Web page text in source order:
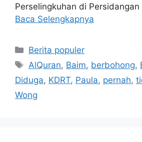
Perselingkuhan di
Baca Selengkapnya
Kategori
Berita populer
Tag
AlQuran, Baim, berbohong,
Diduga, KDRT, Paula, pernah,
Wong